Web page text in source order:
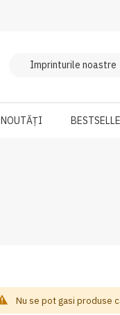
NOUTĂȚI
Nu se pot gasi produse